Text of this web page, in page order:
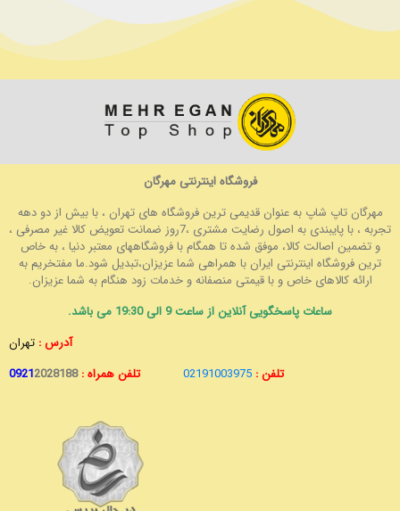
فروشگاه اینترنتی مهرگان
مهرگان تاپ شاپ به عنوان قدیمی ترین فروشگاه های تهران ، با بیش از دو دهه
تجربه ، با پایبندی به اصول رضایت مشتری ،7روز ضمانت تعویض کالا غیر مصرفی ،
و تضمین اصالت کالا، موفق شده تا همگام با فروشگاههای معتبر دنیا ، به خاص
ترین فروشگاه اینترنتی ایران با همراهی شما عزیزان،تبدیل شود.ما مفتخریم به
ارائه کالاهای خاص و با قیمتی منصفانه و خدمات زود هنگام به شما عزیزان.
ساعات پاسخگویی آنلاین از ساعت 9 الی 19:30 می باشد.
آدرس : تهران
تلفن : 02191003975 تلفن همراه : 09212028188